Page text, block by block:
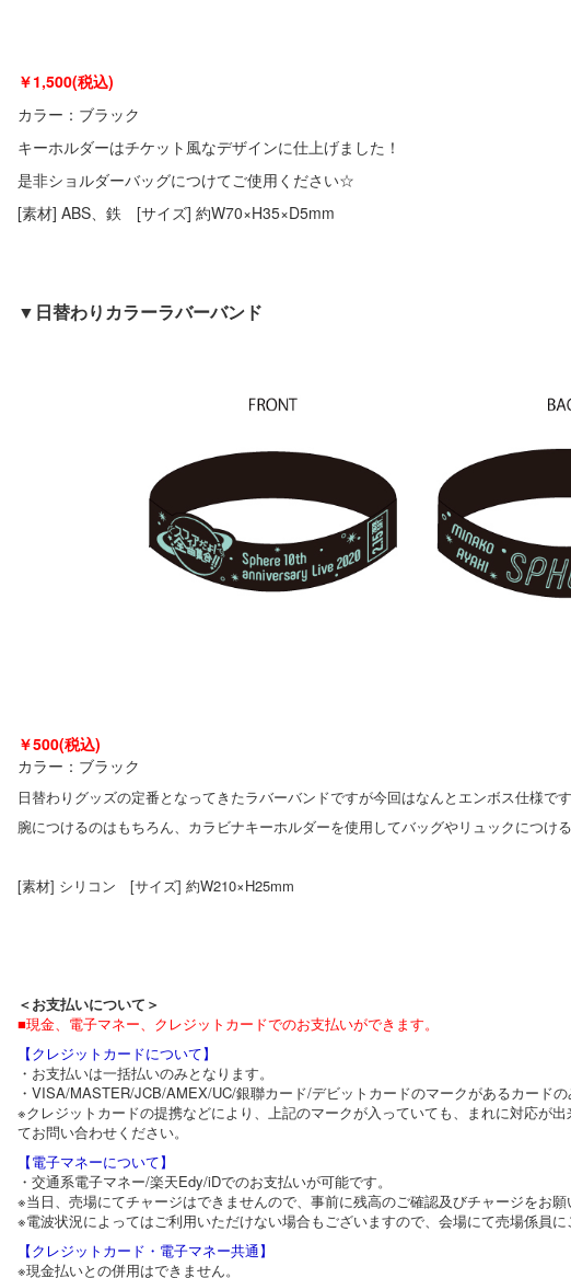
￥1,500(税込)
カラー：ブラック
キーホルダーはチケット風なデザインに仕上げました！
是非ショルダーバッグにつけてご使用ください☆
[素材] ABS、鉄 [サイズ] 約W70×H35×D5mm
▼日替わりカラーラバーバンド
￥500(税込)
カラー：ブラック
日替わりグッズの定番となってきたラバーバンドですが今回はなんとエンボス仕様です
腕につけるのはもちろん、カラビナキーホルダーを使用してバッグやリュックにつける
[素材] シリコン [サイズ] 約W210×H25mm
＜お支払いについて＞
■現金、電子マネー、クレジットカードでのお支払いができます。
【クレジットカードについて】
・お支払いは一括払いのみとなります。
・VISA/MASTER/JCB/AMEX/UC/銀聯カード/デビットカードのマークがあるカードの
※クレジットカードの提携などにより、上記のマークが入っていても、まれに対応が
てお問い合わせください。
【電子マネーについて】
・交通系電子マネー/楽天Edy/iDでのお支払いが可能です。
※当日、売場にてチャージはできませんので、事前に残高のご確認及びチャージをお願
※電波状況によってはご利用いただけない場合もございますので、会場にて売場係員に
【クレジットカード・電子マネー共通】
※現金払いとの併用はできません。